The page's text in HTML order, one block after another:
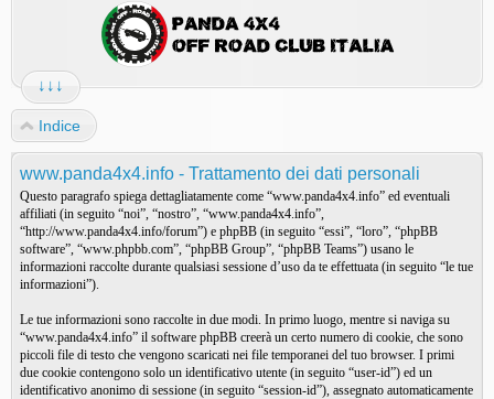
↓↓↓
Indice
www.panda4x4.info - Trattamento dei dati personali
Questo paragrafo spiega dettagliatamente come “www.panda4x4.info” ed eventuali
affiliati (in seguito “noi”, “nostro”, “www.panda4x4.info”,
“http://www.panda4x4.info/forum”) e phpBB (in seguito “essi”, “loro”, “phpBB
software”, “www.phpbb.com”, “phpBB Group”, “phpBB Teams”) usano le
informazioni raccolte durante qualsiasi sessione d’uso da te effettuata (in seguito “le tue
informazioni”).
Le tue informazioni sono raccolte in due modi. In primo luogo, mentre si naviga su
“www.panda4x4.info” il software phpBB creerà un certo numero di cookie, che sono
piccoli file di testo che vengono scaricati nei file temporanei del tuo browser. I primi
due cookie contengono solo un identificativo utente (in seguito “user-id”) ed un
identificativo anonimo di sessione (in seguito “session-id”), assegnato automaticamente